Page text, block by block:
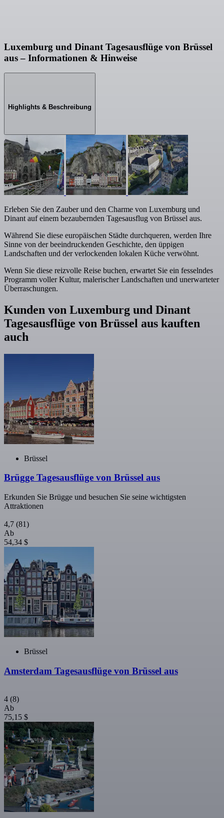
Luxemburg und Dinant Tagesausflüge von Brüssel
aus – Informationen & Hinweise
Highlights & Beschreibung
Erleben Sie den Zauber und den Charme von Luxemburg und
Dinant auf einem bezaubernden Tagesausflug von Brüssel aus.
Während Sie diese europäischen Städte durchqueren, werden Ihre
Sinne von der beeindruckenden Geschichte, den üppigen
Landschaften und der verlockenden lokalen Küche verwöhnt.
Wenn Sie diese reizvolle Reise buchen, erwartet Sie ein fesselndes
Programm voller Kultur, malerischer Landschaften und unerwarteter
Überraschungen.
Kunden von Luxemburg und Dinant
Tagesausflüge von Brüssel aus kauften
auch
Brüssel
Brügge Tagesausflüge von Brüssel aus
Erkunden Sie Brügge und besuchen Sie seine wichtigsten
Attraktionen
4,7 (81)
Ab
54,34 $
Brüssel
Amsterdam Tagesausflüge von Brüssel aus
4 (8)
Ab
75,15 $